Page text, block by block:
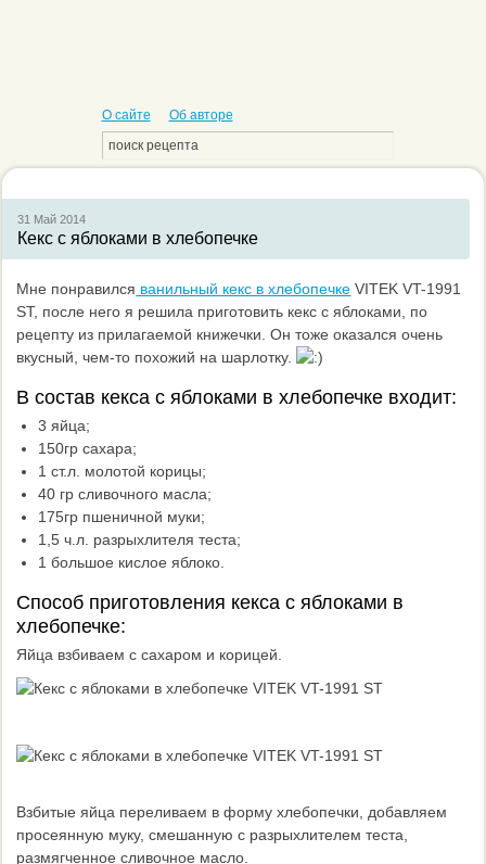
О сайте Об авторе
31 Май2014
Кекс с яблоками в хлебопечке
Мне понравился ванильный кекс в хлебопечке VITEK VT-1991
ST, после него я решила приготовить кекс с яблоками, по
рецепту из прилагаемой книжечки. Он тоже оказался очень
вкусный, чем-то похожий на шарлотку.
В состав кекса с яблоками в хлебопечке входит:
3 яйца;
150гр сахара;
1 ст.л. молотой корицы;
40 гр сливочного масла;
175гр пшеничной муки;
1,5 ч.л. разрыхлителя теста;
1 большое кислое яблоко.
Способ приготовления кекса с яблоками в
хлебопечке:
Яйца взбиваем с сахаром и корицей.
Взбитые яйца переливаем в форму хлебопечки, добавляем
просеянную муку, смешанную с разрыхлителем теста,
размягченное сливочное масло.